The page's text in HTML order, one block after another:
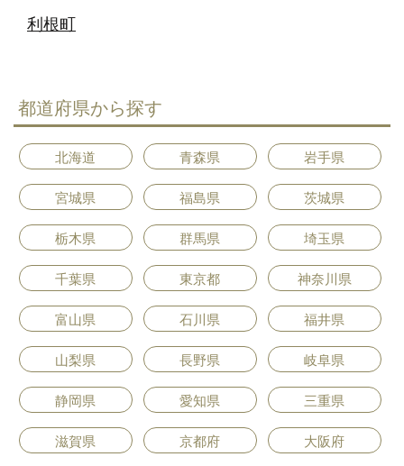
利根町
都道府県から探す
北海道 青森県 岩手県
宮城県 福島県 茨城県
栃木県 群馬県 埼玉県
千葉県 東京都 神奈川県
富山県 石川県 福井県
山梨県 長野県 岐阜県
静岡県 愛知県 三重県
滋賀県 京都府 大阪府